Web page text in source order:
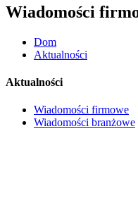
Wiadomości
Dom
Aktualności
Aktualności
Wiadomości firmowe
Wiadomości branżowe